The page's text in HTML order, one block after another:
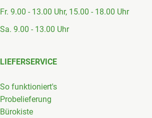
Fr. 9.00 - 13.00 Uhr, 15.00 - 18.00 Uhr
Sa. 9.00 - 13.00 Uhr
LIEFERSERVICE
So funktioniert's
Probelieferung
Bürokiste